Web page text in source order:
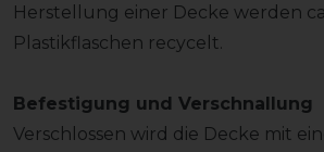
Herstellung einer Decke werden
Plastikflaschen recycelt.
Befestigung und Verschnallung
Verschlossen wird die Decke mit